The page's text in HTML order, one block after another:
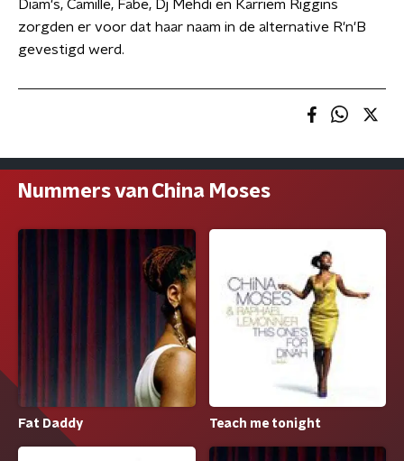
Diam's, Camille, Fabe, Dj Mehdi en Karriem Riggins
zorgden er voor dat haar naam in de alternative R'n'B
gevestigd werd.
Nummers van China Moses
Fat Daddy Teach me tonight